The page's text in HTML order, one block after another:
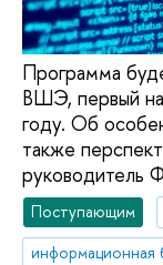
Программа
ВШЭ, первый
году. Об
также
руководитель
Поступающим
информационная